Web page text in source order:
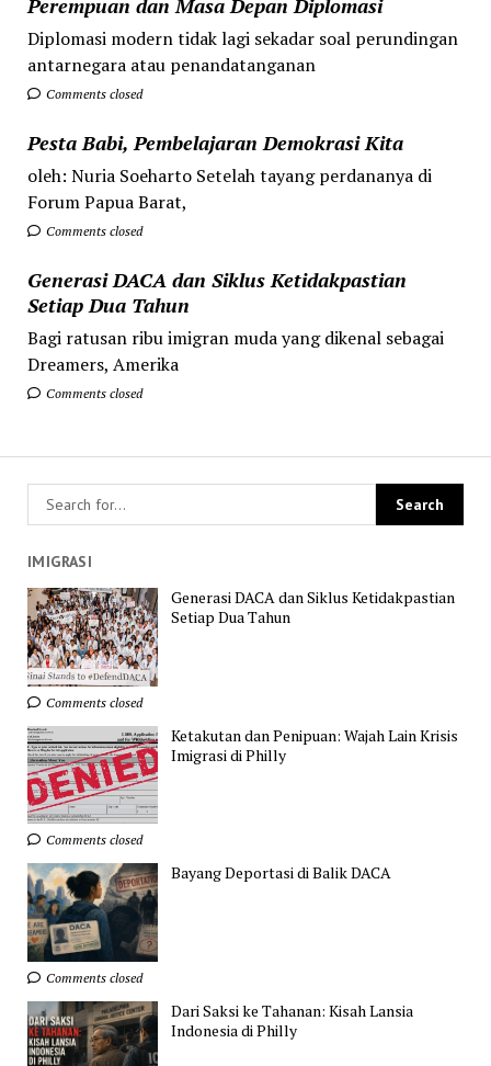
Diplomasi modern tidak lagi sekadar soal perundingan
antarnegara atau penandatanganan
Comments closed
Pesta Babi, Pembelajaran Demokrasi Kita
oleh: Nuria Soeharto Setelah tayang perdananya di
Forum Papua Barat,
Comments closed
Generasi DACA dan Siklus Ketidakpastian
Setiap Dua Tahun
Bagi ratusan ribu imigran muda yang dikenal sebagai
Dreamers, Amerika
Comments closed
IMIGRASI
Generasi DACA dan Siklus Ketidakpastian
Setiap Dua Tahun
Comments closed
Ketakutan dan Penipuan: Wajah Lain Krisis
Imigrasi di Philly
Comments closed
Bayang Deportasi di Balik DACA
Comments closed
Dari Saksi ke Tahanan: Kisah Lansia
Indonesia di Philly